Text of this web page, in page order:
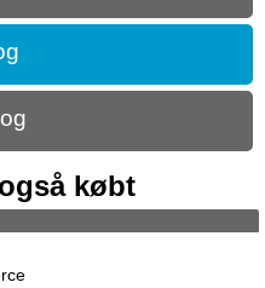
købt